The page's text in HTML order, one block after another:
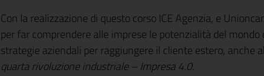
Con la realizzazione di questo corso ICE Agenzia, e
per far comprendere alle imprese le potenzialità del
strategie aziendali per raggiungere il cliente estero, anche
quarta rivoluzione industriale – Impresa 4.0.